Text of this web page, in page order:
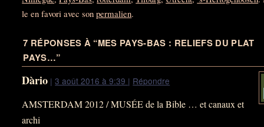
le en favori avec sonpermalien.
7 RÉPONSES À “MES PAYS-BAS : RELIEFS DU PLAT
PAYS…”
Dàrio |3 août 2016 à 9:39 | Répondre
AMSTERDAM 2012 / MUSÉE de la Bible … et canaux et
archi